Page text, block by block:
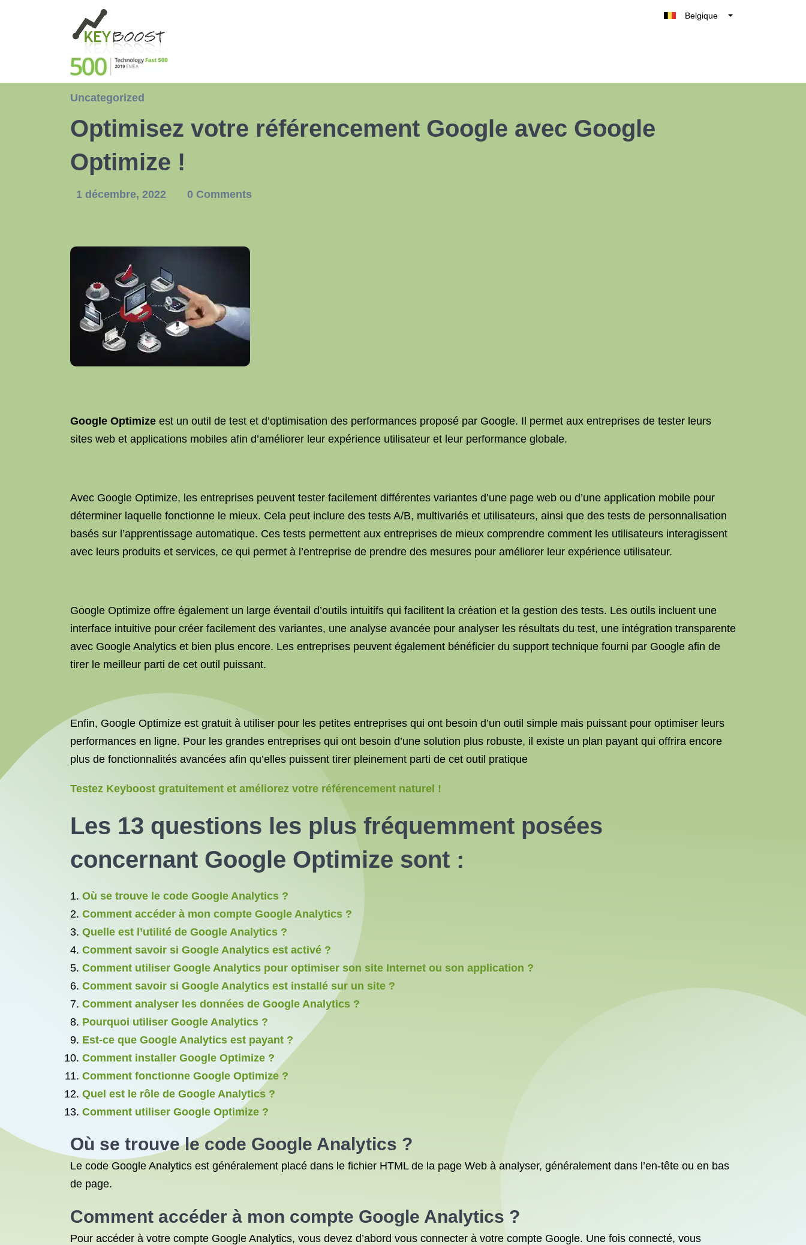
Belgique
Uncategorized
Optimisez votre référencement Google avec Google
Optimize !
1 décembre, 2022 0 Comments
Google Optimize est un outil de test et d’optimisation des performances proposé par Google. Il permet aux entreprises de tester leurs
sites web et applications mobiles afin d’améliorer leur expérience utilisateur et leur performance globale.
Avec Google Optimize, les entreprises peuvent tester facilement différentes variantes d’une page web ou d’une application mobile pour
déterminer laquelle fonctionne le mieux. Cela peut inclure des tests A/B, multivariés et utilisateurs, ainsi que des tests de personnalisation
basés sur l’apprentissage automatique. Ces tests permettent aux entreprises de mieux comprendre comment les utilisateurs interagissent
avec leurs produits et services, ce qui permet à l’entreprise de prendre des mesures pour améliorer leur expérience utilisateur.
Google Optimize offre également un large éventail d’outils intuitifs qui facilitent la création et la gestion des tests. Les outils incluent une
interface intuitive pour créer facilement des variantes, une analyse avancée pour analyser les résultats du test, une intégration transparente
avec Google Analytics et bien plus encore. Les entreprises peuvent également bénéficier du support technique fourni par Google afin de
tirer le meilleur parti de cet outil puissant.
Enfin, Google Optimize est gratuit à utiliser pour les petites entreprises qui ont besoin d’un outil simple mais puissant pour optimiser leurs
performances en ligne. Pour les grandes entreprises qui ont besoin d’une solution plus robuste, il existe un plan payant qui offrira encore
plus de fonctionnalités avancées afin qu’elles puissent tirer pleinement parti de cet outil pratique
Testez Keyboost gratuitement et améliorez votre référencement naturel !
Les 13 questions les plus fréquemment posées
concernant Google Optimize sont :
Où se trouve le code Google Analytics ?
Comment accéder à mon compte Google Analytics ?
Quelle est l’utilité de Google Analytics ?
Comment savoir si Google Analytics est activé ?
Comment utiliser Google Analytics pour optimiser son site Internet ou son application ?
Comment savoir si Google Analytics est installé sur un site ?
Comment analyser les données de Google Analytics ?
Pourquoi utiliser Google Analytics ?
Est-ce que Google Analytics est payant ?
Comment installer Google Optimize ?
Comment fonctionne Google Optimize ?
Quel est le rôle de Google Analytics ?
Comment utiliser Google Optimize ?
Où se trouve le code Google Analytics ?
Le code Google Analytics est généralement placé dans le fichier HTML de la page Web à analyser, généralement dans l’en-tête ou en bas
de page.
Comment accéder à mon compte Google Analytics ?
Pour accéder à votre compte Google Analytics, vous devez d’abord vous connecter à votre compte Google. Une fois connecté, vous